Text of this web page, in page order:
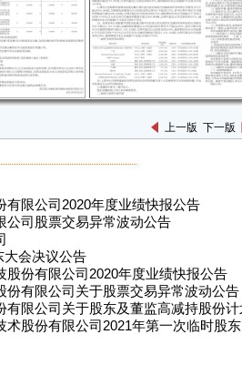
上一版 下一版
有限公司2020年度业绩快报公告
公司股票交易异常波动公告
大会决议公告
股份有限公司2020年度业绩快报公告
份有限公司关于股票交易异常波动公告
有限公司关于股东及董监高减持股份
术股份有限公司2021年第一次临时股
（一
响经
长
元，
积极
动的
销量
本，